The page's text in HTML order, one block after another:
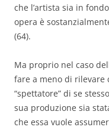
che l’artista sia in
opera è
(64).
Ma proprio nel caso
fare a meno di rilevare
“spettatore” di se
sua produzione sia
che essa vuole